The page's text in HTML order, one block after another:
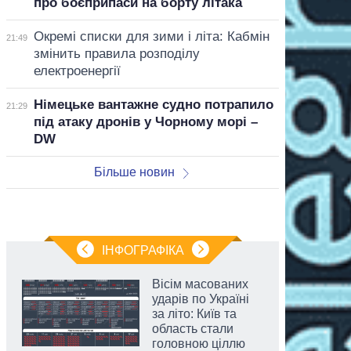
21:49
Окремі списки для зими і літа: Кабмін
змінить правила розподілу
електроенергії
21:29
Німецьке вантажне судно потрапило
під атаку дронів у Чорному морі –
DW
Більше новин
ІНФОГРАФІКА
Вісім масованих
ударів по Україні
за літо: Київ та
область стали
головною ціллю